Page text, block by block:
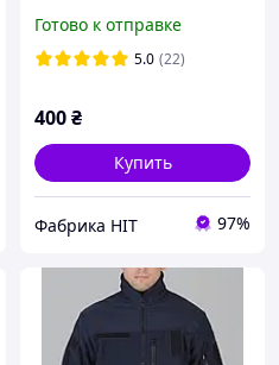
Готово к отправке
5.0 (22)
400₴
Купить
Фабрика НІТ 97%